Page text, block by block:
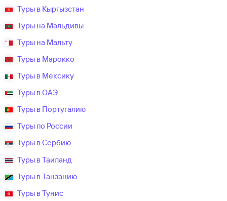
Туры в Кыргызстан
Туры на Мальдивы
Туры на Мальту
Туры в Марокко
Туры в Мексику
Туры в ОАЭ
Туры в Португалию
Туры по России
Туры в Сербию
Туры в Таиланд
Туры в Танзанию
Туры в Тунис